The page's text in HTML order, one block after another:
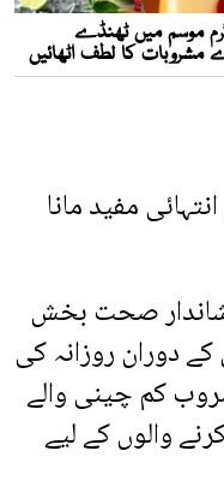
مفید مانا
شاندار صحت بخش
دوران روزانہ کی
کم چینی والے
والوں کے لیے